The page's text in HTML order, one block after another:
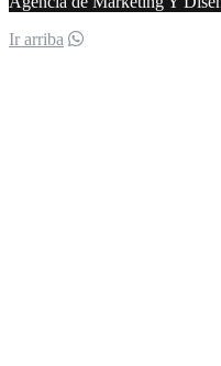
Ir arriba